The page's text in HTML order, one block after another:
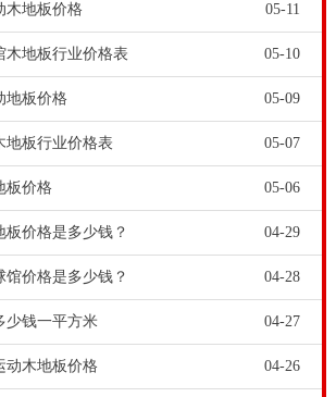
木地板是一个飘浮龙骨构造系统软
动系统自上而下包含控制面板、防潮
、皮垫等构件。体育竞赛木地板控制面
，体育竞赛木地板龙骨多选用樟子
（NBA、CBA专用型木地板）龙骨选
板，地暖一部分选用松木家具板材。
-专业的风雨操场运动地板造价是的多
木地板价格 05-11
木地板行业价格表 05-10
地板价格 05-09
地板行业价格表 05-07
板价格 05-06
板价格是多少钱？ 04-29
价格是多少钱？ 04-28
少钱一平方米 04-27
动木地板价格 04-26